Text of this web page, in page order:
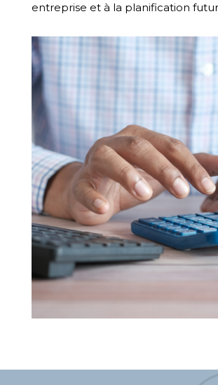
entreprise et à la planification